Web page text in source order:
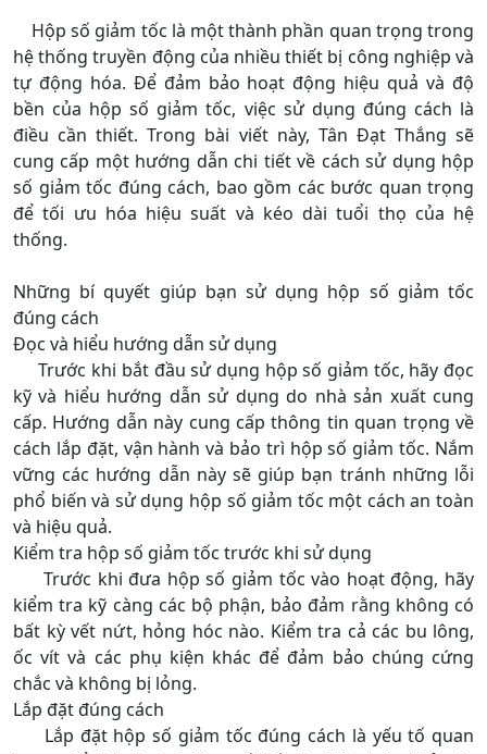
Hộp số giảm tốc là một thành phần quan trọng trong
hệ thống truyền động của nhiều thiết bị công nghiệp và
tự động hóa. Để đảm bảo hoạt động hiệu quả và độ
bền của hộp số giảm tốc, việc sử dụng đúng cách là
điều cần thiết. Trong bài viết này, Tân Đạt Thắng sẽ
cung cấp một hướng dẫn chi tiết về cách sử dụng hộp
số giảm tốc đúng cách, bao gồm các bước quan trọng
để tối ưu hóa hiệu suất và kéo dài tuổi thọ của hệ
thống.
Những bí quyết giúp bạn sử dụng hộp số giảm tốc
đúng cách
Đọc và hiểu hướng dẫn sử dụng
Trước khi bắt đầu sử dụng hộp số giảm tốc, hãy đọc
kỹ và hiểu hướng dẫn sử dụng do nhà sản xuất cung
cấp. Hướng dẫn này cung cấp thông tin quan trọng về
cách lắp đặt, vận hành và bảo trì hộp số giảm tốc. Nắm
vững các hướng dẫn này sẽ giúp bạn tránh những lỗi
phổ biến và sử dụng hộp số giảm tốc một cách an toàn
và hiệu quả.
Kiểm tra hộp số giảm tốc trước khi sử dụng
Trước khi đưa hộp số giảm tốc vào hoạt động, hãy
kiểm tra kỹ càng các bộ phận, bảo đảm rằng không có
bất kỳ vết nứt, hỏng hóc nào. Kiểm tra cả các bu lông,
ốc vít và các phụ kiện khác để đảm bảo chúng cứng
chắc và không bị lỏng.
Lắp đặt đúng cách
Lắp đặt hộp số giảm tốc đúng cách là yếu tố quan